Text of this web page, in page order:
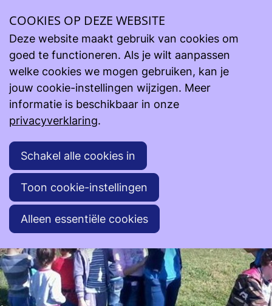
Steun onze projecten
Lopende projecten
H.O.E.K. - hulp in Albanië - Mongolië - Oekraïne -
H.O.E.K. - hulp in Albanië - Mongolië - Oekraïne -
Inghelbrecht Moniek
COOKIES OP DEZE WEBSITE
Deze website maakt gebruik van cookies om
goed te functioneren. Als je wilt aanpassen
welke cookies we mogen gebruiken, kan je
jouw cookie-instellingen wijzigen. Meer
informatie is beschikbaar in onze
privacyverklaring.
Schakel alle cookies in
Toon cookie-instellingen
Alleen essentiële cookies